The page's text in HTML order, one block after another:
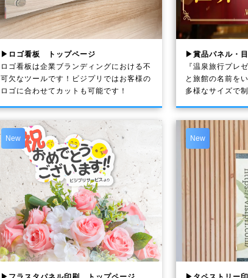
▶ロゴ看板 トップページ
ロゴ看板は企業ブランディングにおける不
可欠なツールです！ビジプリではお客様の
ロゴに合わせてカットも可能です！
▶賞品パネル・
『温泉旅行プレ
と旅館の名前を
多様なサイズで
New New